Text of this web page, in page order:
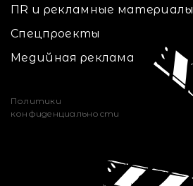
ПR и рекламные материалы
Спецпроекты
Медийная реклама
Политики
конфиденциальности